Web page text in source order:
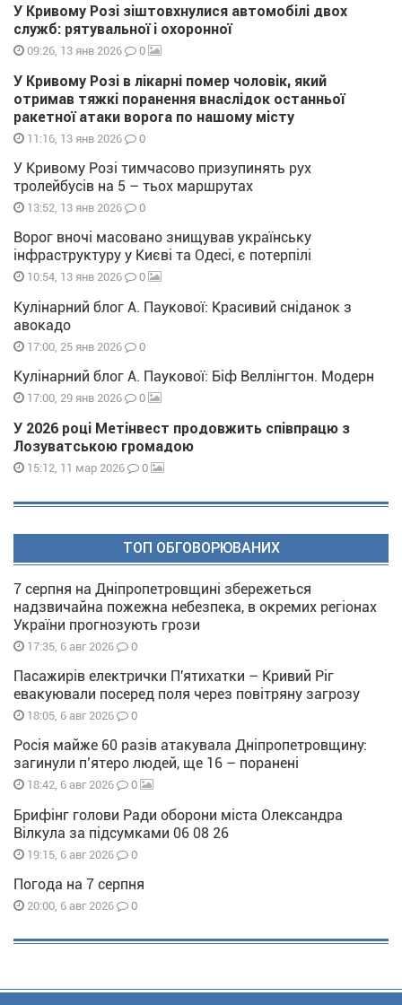
У Кривому Розі зіштовхнулися автомобілі двох
служб: рятувальної і охоронної
09:26, 13 янв 2026 0
У Кривому Розі в лікарні помер чоловік, який
отримав тяжкі поранення внаслідок останньої
ракетної атаки ворога по нашому місту
11:16, 13 янв 2026 0
У Кривому Розі тимчасово призупинять рух
тролейбусів на 5 – тьох маршрутах
13:52, 13 янв 2026 0
Ворог вночі масовано знищував українську
інфраструктуру у Києві та Одесі, є потерпілі
10:54, 13 янв 2026 0
Кулінарний блог А. Паукової: Красивий сніданок з
авокадо
17:00, 25 янв 2026 0
Кулінарний блог А. Паукової: Біф Веллінгтон. Модерн
17:00, 29 янв 2026 0
У 2026 році Метінвест продовжить співпрацю з
Лозуватською громадою
15:12, 11 мар 2026 0
ТОП ОБГОВОРЮВАНИХ
7 серпня на Дніпропетровщині збережеться
надзвичайна пожежна небезпека, в окремих регіонах
України прогнозують грози
17:35, 6 авг 2026 0
Пасажирів електрички П'ятихатки – Кривий Ріг
евакуювали посеред поля через повітряну загрозу
18:05, 6 авг 2026 0
Росія майже 60 разів атакувала Дніпропетровщину:
загинули п’ятеро людей, ще 16 – поранені
18:42, 6 авг 2026 0
Брифінг голови Ради оборони міста Олександра
Вілкула за підсумками 06 08 26
19:15, 6 авг 2026 0
Погода на 7 серпня
20:00, 6 авг 2026 0